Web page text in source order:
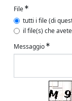
File
tutti i file (di
il file(s) che
Messaggio